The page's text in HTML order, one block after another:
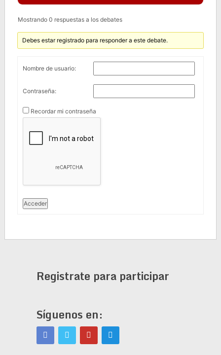
Mostrando 0 respuestas a los debates
Debes estar registrado para responder a este debate.
Nombre de usuario:
Contraseña:
Recordar mi contraseña
Acceder
Registrate para participar
Síguenos en: